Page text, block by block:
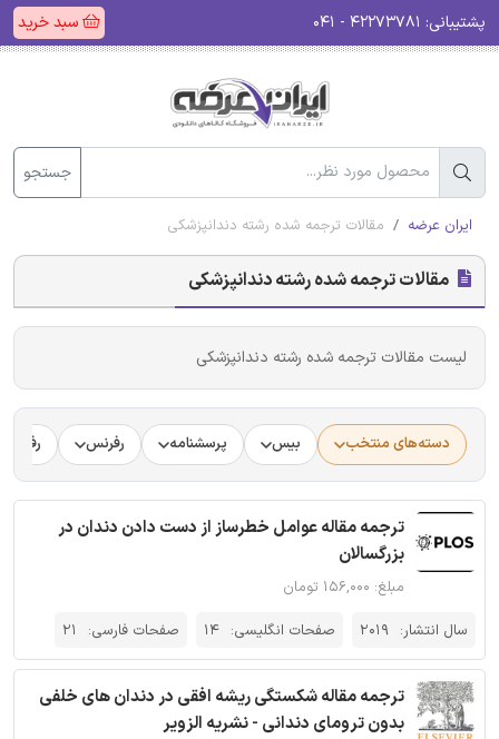
پشتیبانی: سبد خرید
جستجو
ایران عرضه مقالات ترجمه شده رشته دندانپزشکی
مقالات ترجمه شده رشته دندانپزشکی
لیست مقالات ترجمه شده رشته دندانپزشکی
دسته‌های منتخب بیس پرسشنامه رفرنس
ترجمه مقاله عوامل خطرساز از دست دادن دندان در
بزرگسالان
مبلغ: ۱۵۶,۰۰۰ تومان
سال انتشار: 2019 صفحات انگلیسی: 14 صفحات فارسی: 21
ترجمه مقاله شکستگی ریشه افقی در دندان های خلفی
بدون ترومای دندانی - نشریه الزویر